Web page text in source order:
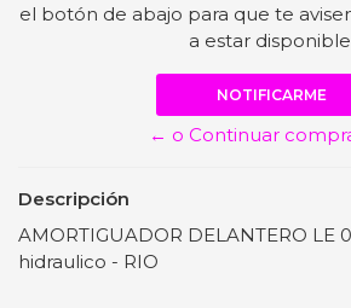
el botón de abajo para que te
a estar
NOTIFICARME
← o Continuar
Descripción
AMORTIGUADOR DELANTERO LE
hidraulico - RIO